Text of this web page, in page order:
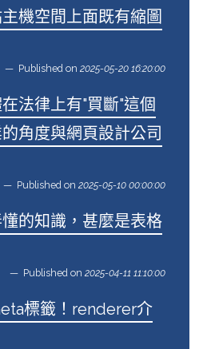
機空間上面既有縮圖
Published on 2025-05-20 16:20:00
法律上有"買斷"這個
角度與網頁設計公司
Published on 2025-05-10 00:00:00
的知識，甚麼是表格
Published on 2025-04-11 11:10:00
標籤！renderer介